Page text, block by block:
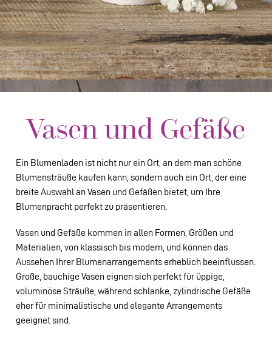
Vasen und Gefäße
Ein Blumenladen ist nicht nur ein Ort, an dem man schöne
Blumensträuße kaufen kann, sondern auch ein Ort, der eine
breite Auswahl an Vasen und Gefäßen bietet, um Ihre
Blumenpracht perfekt zu präsentieren.
Vasen und Gefäße kommen in allen Formen, Größen und
Materialien, von klassisch bis modern, und können das
Aussehen Ihrer Blumenarrangements erheblich beeinflussen.
Große, bauchige Vasen eignen sich perfekt für üppige,
voluminöse Sträuße, während schlanke, zylindrische Gefäße
eher für minimalistische und elegante Arrangements
geeignet sind.